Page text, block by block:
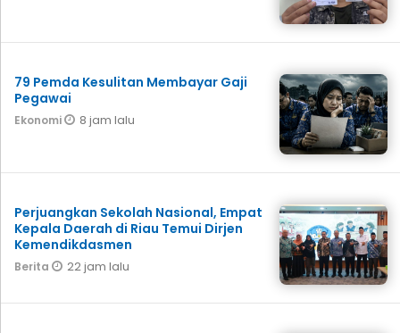
79 Pemda Kesulitan Membayar Gaji
Pegawai
Ekonomi 8 jam lalu
Perjuangkan Sekolah Nasional, Empat
Kepala Daerah di Riau Temui Dirjen
Kemendikdasmen
Berita 22 jam lalu